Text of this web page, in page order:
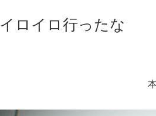
イロイロ行ったな